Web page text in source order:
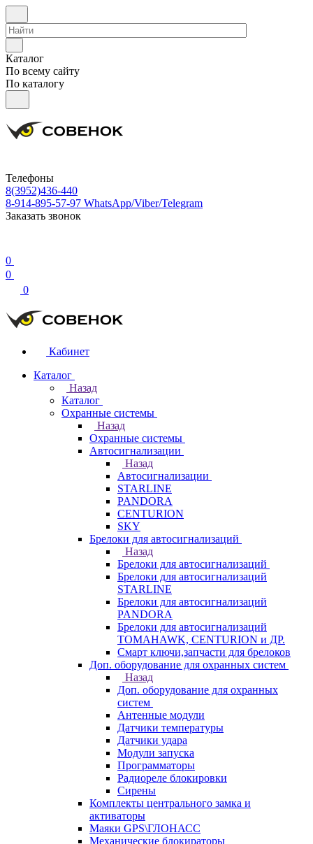
Каталог
По всему сайту
По каталогу
Телефоны
8(3952)436-440
8-914-895-57-97 WhatsApp/Viber/Telegram
Заказать звонок
0
0
0
Кабинет
Каталог
Назад
Каталог
Охранные системы
Назад
Охранные системы
Автосигнализации
Назад
Автосигнализации
STARLINE
PANDORA
CENTURION
SKY
Брелоки для автосигнализаций
Назад
Брелоки для автосигнализаций
Брелоки для автосигнализаций
STARLINE
Брелоки для автосигнализаций
PANDORA
Брелоки для автосигнализаций
TOMAHAWK, CENTURION и ДР.
Смарт ключи,запчасти для брелоков
Доп. оборудование для охранных систем
Назад
Доп. оборудование для охранных
систем
Антенные модули
Датчики температуры
Датчики удара
Модули запуска
Программаторы
Радиореле блокировки
Сирены
Комплекты центрального замка и
активаторы
Маяки GPS\ГЛОНАСС
Механические блокираторы